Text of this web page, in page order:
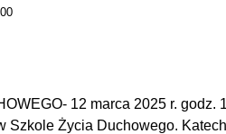
Szkole Życia Duchowego.